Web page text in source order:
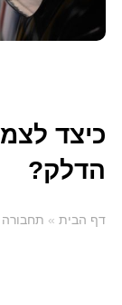
כיצד
הדלק?
דף הבית » תחבורה